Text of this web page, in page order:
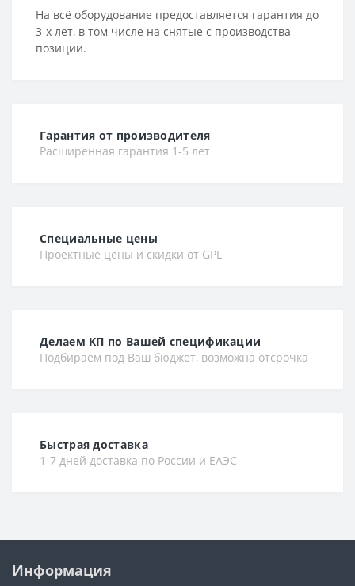
На всё оборудование предоставляется гарантия до
3-х лет, в том числе на снятые с производства
позиции.
Гарантия от производителя
Расширенная гарантия 1-5 лет
Специальные цены
Проектные цены и скидки от GPL
Делаем КП по Вашей спецификации
Подбираем под Ваш бюджет, возможна отсрочка
Быстрая доставка
1-7 дней доставка по России и ЕАЭС
Информация